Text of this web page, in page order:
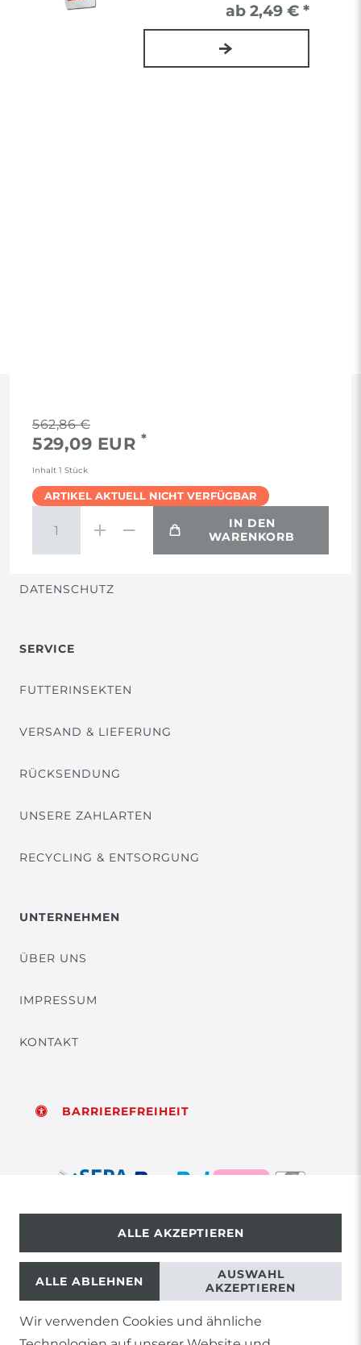
ab 2,49 € *
562,86 €
529,09 EUR *
Inhalt 1 Stück
ARTIKEL AKTUELL NICHT VERFÜGBAR
IN DEN
WARENKORB
RECHTLICHES
AGB
WIDERRUF
DATENSCHUTZ
SERVICE
FUTTERINSEKTEN
VERSAND & LIEFERUNG
RÜCKSENDUNG
UNSERE ZAHLARTEN
RECYCLING & ENTSORGUNG
UNTERNEHMEN
ÜBER UNS
IMPRESSUM
KONTAKT
BARRIEREFREIHEIT
© Copyright 2026 | Alle Rechte vorbehalten.
1) Gilt nicht für Sendungen mit Futterinsekten,
Wir verwenden Cookies und ähnliche
ALLE AKZEPTIEREN
ALLE ABLEHNEN
AUSWAHL
AKZEPTIEREN